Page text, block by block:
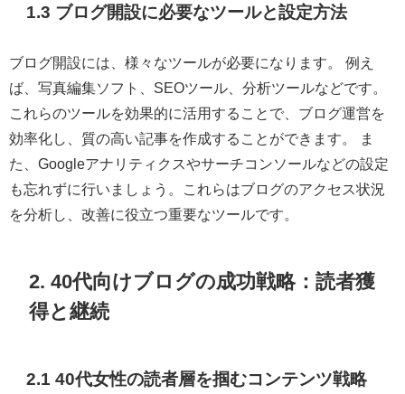
1.3 ブログ開設に必要なツールと設定方法
ブログ開設には、様々なツールが必要になります。 例え
ば、写真編集ソフト、SEOツール、分析ツールなどです。
これらのツールを効果的に活用することで、ブログ運営を
効率化し、質の高い記事を作成することができます。 ま
た、Googleアナリティクスやサーチコンソールなどの設定
も忘れずに行いましょう。これらはブログのアクセス状況
を分析し、改善に役立つ重要なツールです。
2. 40代向けブログの成功戦略：読者獲
得と継続
2.1 40代女性の読者層を掴むコンテンツ戦略